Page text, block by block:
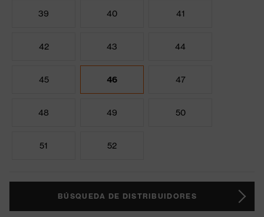
39 40 41
42 43 44
45 46 47
48 49 50
51 52
BÚSQUEDA DE DISTRIBUIDORES